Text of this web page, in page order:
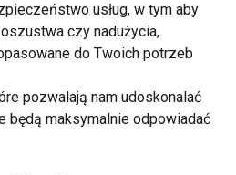
usług, w tym aby
czy nadużycia,
do Twoich potrzeb
pozwalają nam udoskonalać
będą maksymalnie odpowiadać